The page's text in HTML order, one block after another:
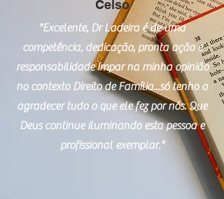
Celso
"Excelente, Dr Ladeira é de uma
competência, dedicação, pronta ação e
responsabilidade ímpar na minha opinião
no contexto Direito de Família...só tenho a
agradecer tudo o que ele fez por nós. Que
Deus continue iluminando esta pessoa e
profissional exemplar."